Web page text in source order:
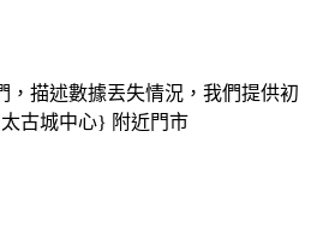
，描述數據丟失情況，我們提供初
古城中心} 附近門市